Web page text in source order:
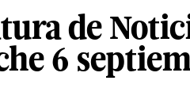
de
6